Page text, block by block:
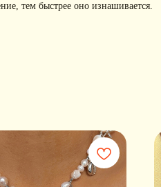
тем быстрее оно изнашивается.